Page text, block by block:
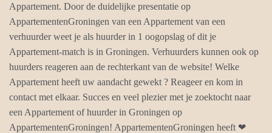
Appartement. Door de duidelijke presentatie op
AppartementenGroningen van een Appartement van een
verhuurder weet je als huurder in 1 oogopslag of dit je
Appartement-match is in Groningen. Verhuurders kunnen ook op
huurders reageren aan de rechterkant van de website! Welke
Appartement heeft uw aandacht gewekt ? Reageer en kom in
contact met elkaar. Succes en veel plezier met je zoektocht naar
een Appartement of huurder in Groningen op
AppartementenGroningen! AppartementenGroningen heeft ❤